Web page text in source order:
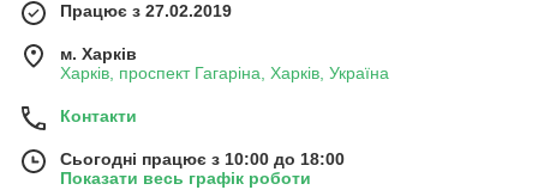
Працює з 27.02.2019
м. Харків
Харків, проспект Гагаріна, Харків, Україна
Контакти
Сьогодні працює з 10:00 до 18:00
Показати весь графік роботи